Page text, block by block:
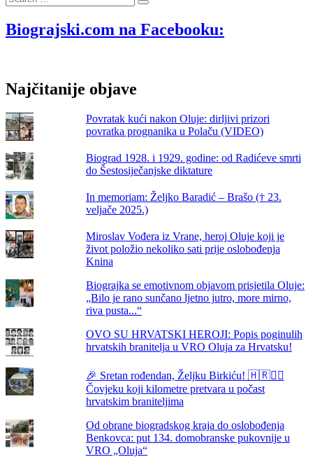
hrvatskih
branitelja
raketiranja
Biograda
…
Biograjski.com na Facebooku:
Najčitanije objave
Povratak kući nakon Oluje: dirljivi prizori
povratka prognanika u Polaču (VIDEO)
Biograd 1928. i 1929. godine: od Radićeve smrti
do Šestosiječanjske diktature
In memoriam: Željko Baradić – Brašo († 23.
veljače 2025.)
Miroslav Vođera iz Vrane, heroj Oluje koji je
život položio nekoliko sati prije oslobođenja
Knina
Biograjka se emotivnom objavom prisjetila Oluje:
„Bilo je rano sunčano ljetno jutro, more mirno,
riva pusta...“
OVO SU HRVATSKI HEROJI: Popis poginulih
hrvatskih branitelja u VRO Oluja za Hrvatsku!
🎉 Sretan rođendan, Željku Birkiću! 🇭🇷🏃‍♂️
Čovjeku koji kilometre pretvara u počast
hrvatskim braniteljima
Od obrane biogradskog kraja do oslobođenja
Benkovca: put 134. domobranske pukovnije u
VRO „Oluja“